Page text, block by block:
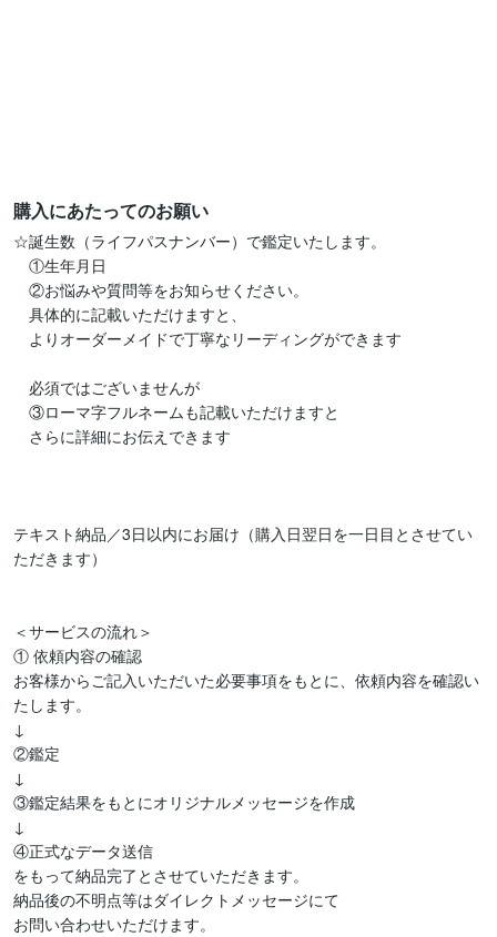
購入にあたってのお願い
☆誕生数（ライフパスナンバー）で鑑定いたします。
①生年月日
②お悩みや質問等をお知らせください。
具体的に記載いただけますと、
よりオーダーメイドで丁寧なリーディングができます
必須ではございませんが
③ローマ字フルネームも記載いただけますと
さらに詳細にお伝えできます
テキスト納品／3日以内にお届け（購入日翌日を一日目とさせてい
ただきます）
＜サービスの流れ＞
① 依頼内容の確認
お客様からご記入いただいた必要事項をもとに、依頼内容を確認い
たします。
↓
②鑑定
↓
③鑑定結果をもとにオリジナルメッセージを作成
↓
④正式なデータ送信
をもって納品完了とさせていただきます。
納品後の不明点等はダイレクトメッセージにて
お問い合わせいただけます。